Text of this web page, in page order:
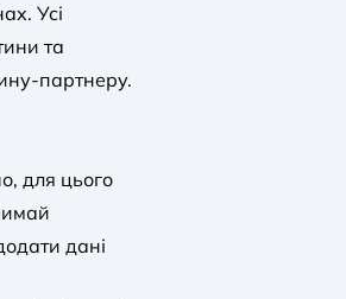
Усі
та
партнеру.
для цього
дані